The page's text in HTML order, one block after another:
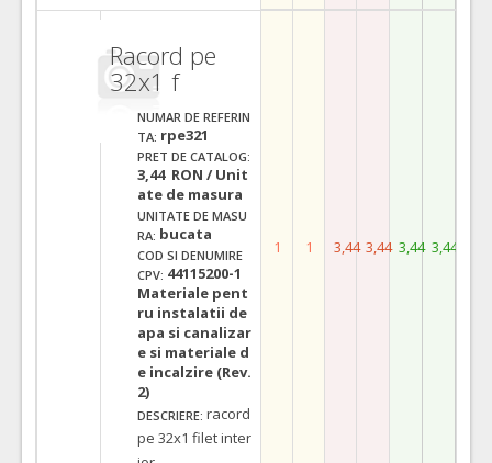
Racord pe
32x1 f
NUMAR DE REFERIN
TA: rpe321
PRET DE CATALOG:
3,44 RON / Unit
ate de masura
UNITATE DE MASU
RA: bucata
COD SI DENUMIRE
CPV: 44115200-1
Materiale pent
ru instalatii de
apa si canalizar
e si materiale d
e incalzire (Rev.
2)
DESCRIERE: racord
pe 32x1 filet inter
1 1 3,44 3,44 3,44 3,44